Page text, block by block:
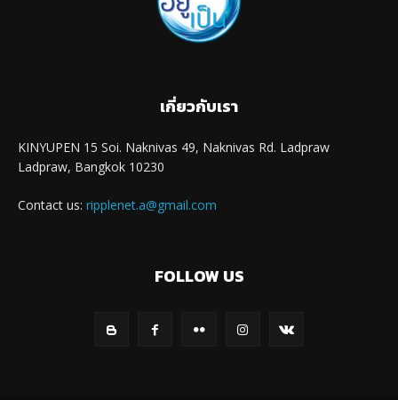
เกี่ยวกับเรา
KINYUPEN 15 Soi. Naknivas 49, Naknivas Rd. Ladpraw
Ladpraw, Bangkok 10230
Contact us: ripplenet.a@gmail.com
FOLLOW US